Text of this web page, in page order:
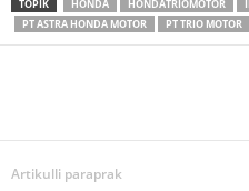
TOPIK HONDA HONDATRIOMOTOR
PT ASTRA HONDA MOTOR
PT TRIO MOTOR
Artikulli paraprak